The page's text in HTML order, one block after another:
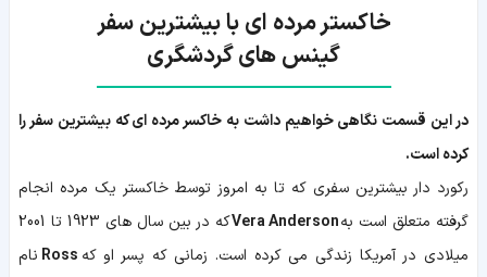
گینس های گردشگری
در این قسمت نگاهی خواهیم داشت به خاکسر مرده ای که بیشترین سفر را
کرده است.
رکورد دار بیشترین سفری که تا به امروز توسط خاکستر یک مرده انجام
گرفته متعلق است بهVera Anderson
که در بین سال های 1923 تا 2001
میلادی در آمریکا زندگی می کرده است. زمانی که پسر او که Ross نام